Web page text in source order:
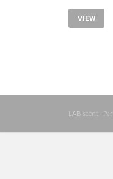
VIEW
LAB scent -